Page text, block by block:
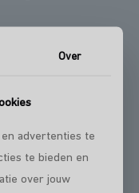
Over
advertenties te
te bieden en
over jouw